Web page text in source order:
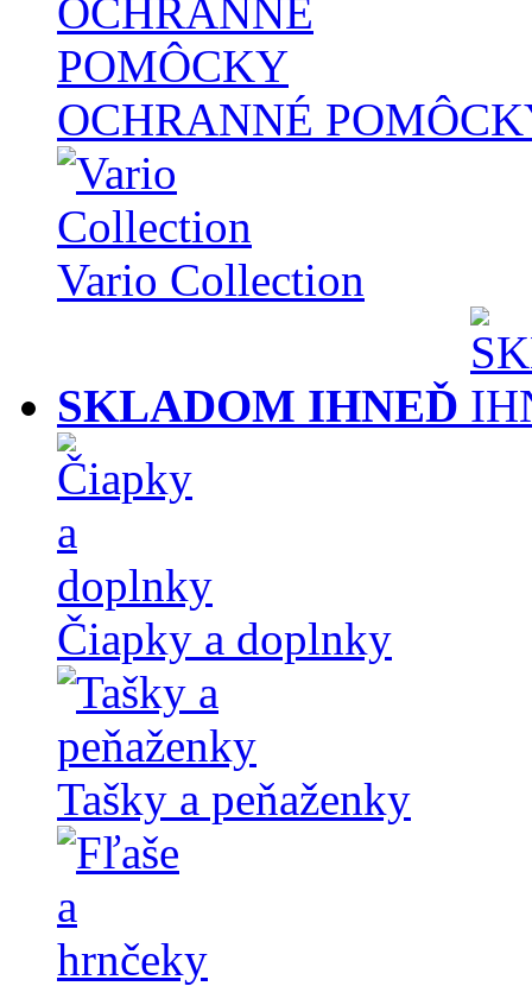
OCHRANNÉ
Vario Collection
SKLADOM IHNEĎ
Čiapky a doplnky
Tašky a peňaženky